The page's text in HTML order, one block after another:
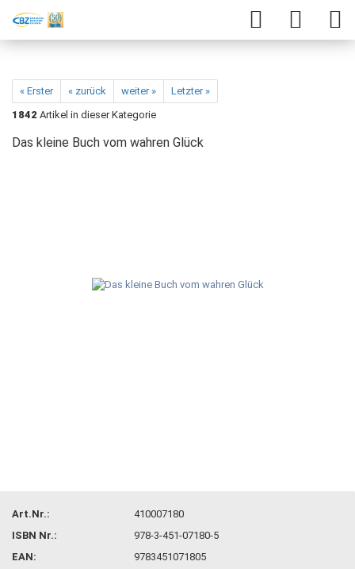
« Erster « zurück weiter »
Letzter »
1842 Artikel in dieser Kategorie
Das kleine Buch vom wahren Glück
Art.Nr.:
410007180
ISBN Nr.:
978-3-451-07180-5
EAN:
9783451071805